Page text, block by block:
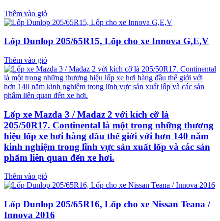
Thêm vào giỏ
Lốp Dunlop 205/65R15, Lốp cho xe Innova G,E,V
Thêm vào giỏ
Lốp xe Mazda 3 / Madaz 2 với kích cỡ là
205/50R17. Continental là một trong những thương
hiệu lốp xe hơi hàng đầu thế giới với hơn 140 năm
kinh nghiệm trong lĩnh vực sản xuất lốp và các sản
phẩm liên quan đến xe hơi.
Thêm vào giỏ
Lốp Dunlop 205/65R16, Lốp cho xe Nissan Teana /
Innova 2016